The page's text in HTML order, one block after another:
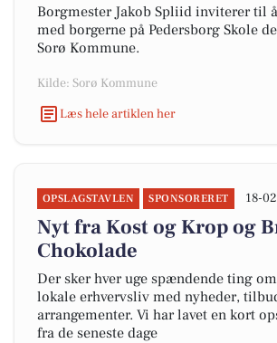
Borgmester Jakob Spliid inviterer til
med borgerne på Pedersborg Skole
Sorø Kommune.
Kilde: Sorø Kommune
Læs hele artiklen her
OPSLAGSTAVLEN SPONSORERET 18-
Nyt fra Kost og Krop og
Chokolade
Der sker hver uge spændende ting
lokale erhvervsliv med nyheder,
arrangementer. Vi har lavet en kort
fra de seneste dage